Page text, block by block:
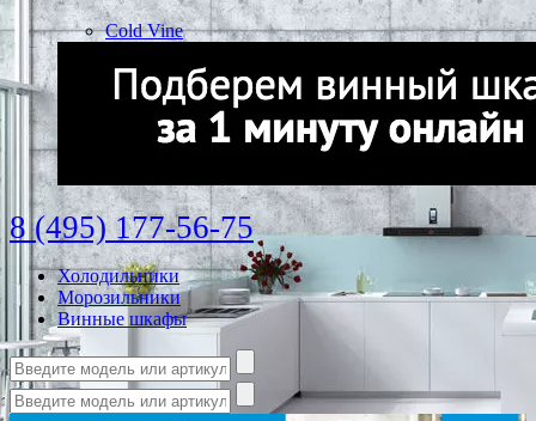
Cold Vine
8 (495) 177-56-75
Холодильники
Морозильники
Винные шкафы